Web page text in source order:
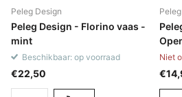
Peleg Design
Peleg Design - Florino vaas -
mint
Beschikbaar: op voorraad
€22,50
Niet